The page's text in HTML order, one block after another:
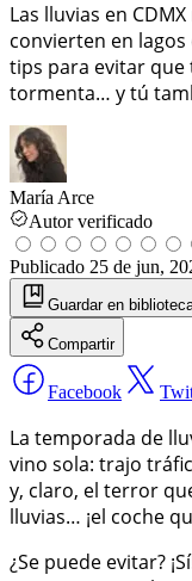
Las lluvias en
convierten en
tips para evitar que
tormenta… y tú
María Arce
Autor verificado
Publicado 25 de jun,
Guardar en
Compartir
Facebook
La temporada de
vino sola: trajo
y, claro, el terror
lluvias… ¡el coche
¿Se puede evitar?